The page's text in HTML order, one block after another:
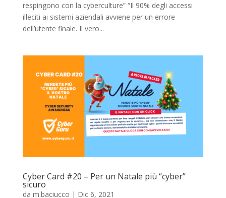
respingono con la cyberculture” “Il 90% degli accessi
illeciti ai sistemi aziendali avviene per un errore
dell’utente finale. Il vero...
Cyber Card #20 – Per un Natale più “cyber”
sicuro
da m.baciucco | Dic 6, 2021